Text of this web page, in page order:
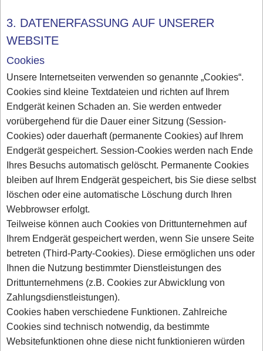
3. DATENERFASSUNG AUF UNSERER
WEBSITE
Cookies
Unsere Internetseiten verwenden so genannte „Cookies“.
Cookies sind kleine Textdateien und richten auf Ihrem
Endgerät keinen Schaden an. Sie werden entweder
vorübergehend für die Dauer einer Sitzung (Session-
Cookies) oder dauerhaft (permanente Cookies) auf Ihrem
Endgerät gespeichert. Session-Cookies werden nach Ende
Ihres Besuchs automatisch gelöscht. Permanente Cookies
bleiben auf Ihrem Endgerät gespeichert, bis Sie diese selbst
löschen oder eine automatische Löschung durch Ihren
Webbrowser erfolgt.
Teilweise können auch Cookies von Drittunternehmen auf
Ihrem Endgerät gespeichert werden, wenn Sie unsere Seite
betreten (Third-Party-Cookies). Diese ermöglichen uns oder
Ihnen die Nutzung bestimmter Dienstleistungen des
Drittunternehmens (z.B. Cookies zur Abwicklung von
Zahlungsdienstleistungen).
Cookies haben verschiedene Funktionen. Zahlreiche
Cookies sind technisch notwendig, da bestimmte
Websitefunktionen ohne diese nicht funktionieren würden